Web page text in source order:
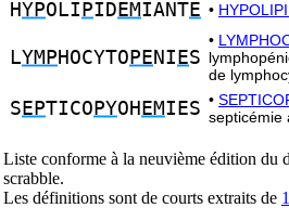
HYPOLI PID EMIANTE •
LYMP HOCYTO PE NI ES
•
de
S EPTICO PYOH EMIES •
septicémie
Liste conforme à la neuvième édition du
scrabble.
Les définitions sont de courts extraits de